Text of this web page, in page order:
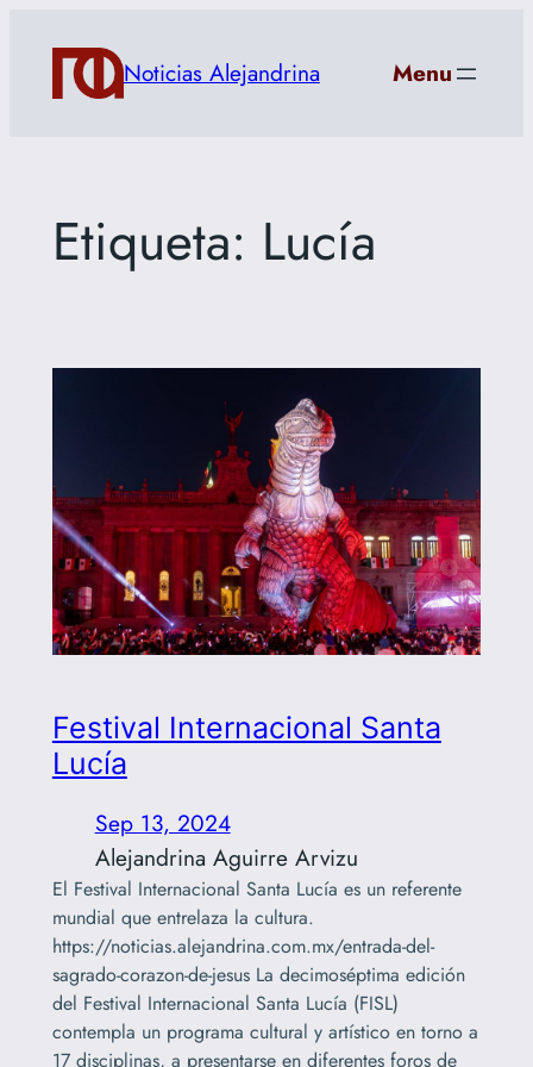
contenido
Noticias Alejandrina Menu
Etiqueta: Lucía
Festival Internacional Santa
Lucía
Sep 13, 2024
Alejandrina Aguirre Arvizu
El Festival Internacional Santa Lucía es un referente
mundial que entrelaza la cultura.
https://noticias.alejandrina.com.mx/entrada-del-
sagrado-corazon-de-jesus La decimoséptima edición
del Festival Internacional Santa Lucía (FISL)
contempla un programa cultural y artístico en torno a
17 disciplinas, a presentarse en diferentes foros de